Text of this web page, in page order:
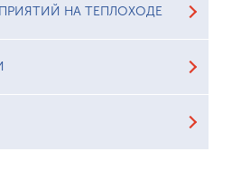
НА ТЕПЛОХОДЕ